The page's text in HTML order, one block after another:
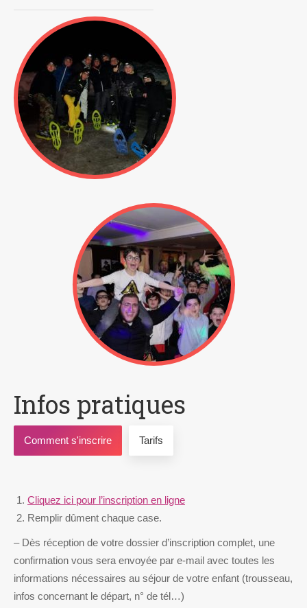
Infos pratiques
Comment s'inscrire Tarifs
Cliquez ici pour l’inscription en ligne
Remplir dûment chaque case.
– Dès réception de votre dossier d’inscription complet, une
confirmation vous sera envoyée par e-mail avec toutes les
informations nécessaires au séjour de votre enfant (trousseau,
infos concernant le départ, n° de tél…)